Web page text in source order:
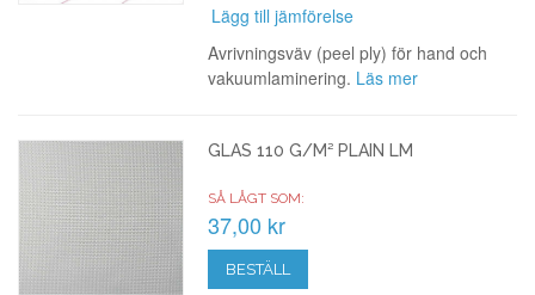
Lägg till jämförelse
Avrivningsväv (peel ply) för hand och
vakuumlaminering. Läs mer
GLAS 110 G/M² PLAIN LM
SÅ LÅGT SOM:
37,00 kr
BESTÄLL